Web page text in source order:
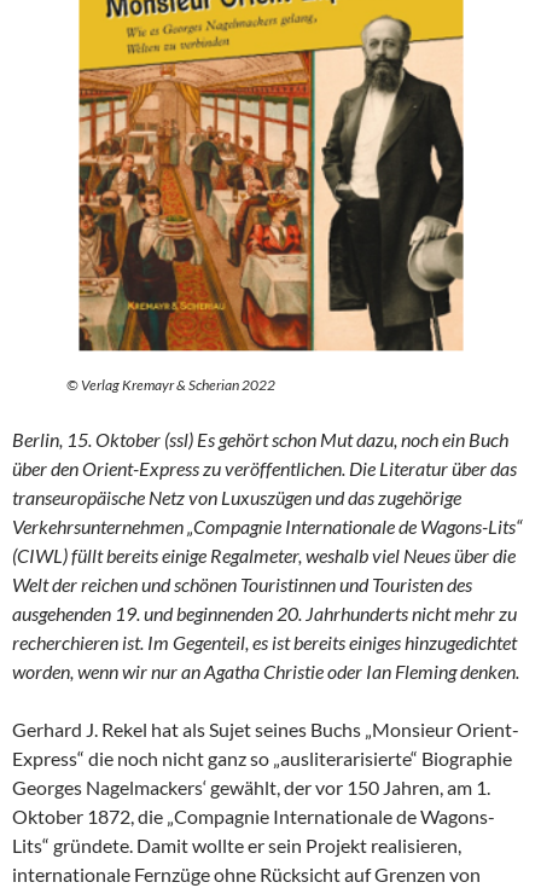
© Verlag Kremayr & Scherian 2022
Berlin, 15. Oktober (ssl) Es gehört schon Mut dazu, noch ein Buch
über den Orient-Express zu veröffentlichen. Die Literatur über das
transeuropäische Netz von Luxuszügen und das zugehörige
Verkehrsunternehmen „Compagnie Internationale de Wagons-Lits“
(CIWL) füllt bereits einige Regalmeter, weshalb viel Neues über die
Welt der reichen und schönen Touristinnen und Touristen des
ausgehenden 19. und beginnenden 20. Jahrhunderts nicht mehr zu
recherchieren ist. Im Gegenteil, es ist bereits einiges hinzugedichtet
worden, wenn wir nur an Agatha Christie oder Ian Fleming denken.
Gerhard J. Rekel hat als Sujet seines Buchs „Monsieur Orient-
Express“ die noch nicht ganz so „ausliterarisierte“ Biographie
Georges Nagelmackers‘ gewählt, der vor 150 Jahren, am 1.
Oktober 1872, die „Compagnie Internationale de Wagons-
Lits“ gründete. Damit wollte er sein Projekt realisieren,
internationale Fernzüge ohne Rücksicht auf Grenzen von